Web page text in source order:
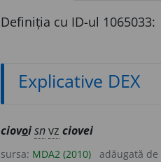
Definiția cu ID-ul 1065033:
Explicative DEX
ciovoisnvz ciovei
sursa: MDA2 (2010) adăugată de